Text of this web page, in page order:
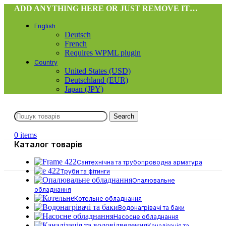
ADD ANYTHING HERE OR JUST REMOVE IT…
English
Deutsch
French
Requires WPML plugin
Country
United States (USD)
Deutschland (EUR)
Japan (JPY)
Search
0 items
Каталог товарів
Сантехнічна та трубопроводна арматура
Труби та фітинги
Опалювальне
обладнання
Котельне обладнання
Водонагрівачі та баки
Насосне обладнання